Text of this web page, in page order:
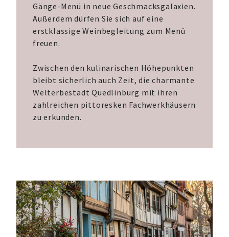
Gänge-Menü in neue Geschmacksgalaxien.
Außerdem dürfen Sie sich auf eine
erstklassige Weinbegleitung zum Menü
freuen.
Zwischen den kulinarischen Höhepunkten
bleibt sicherlich auch Zeit, die charmante
Welterbestadt Quedlinburg mit ihren
zahlreichen pittoresken Fachwerkhäusern
zu erkunden.